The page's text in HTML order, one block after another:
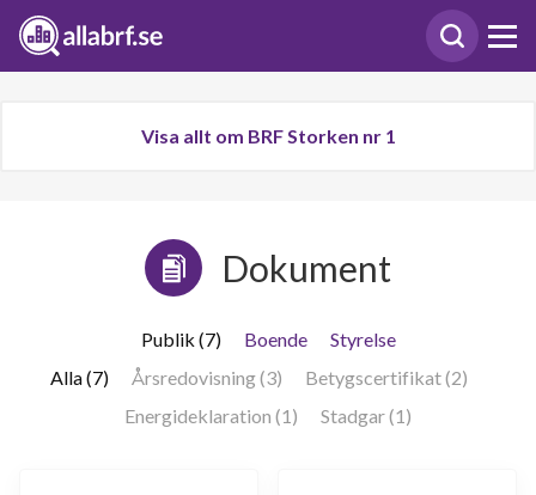
Visa allt om BRF Storken nr 1
Dokument
Publik (7) Boende
Styrelse
Alla (7)
Årsredovisning (3)
Betygscertifikat (2)
Energideklaration (1)
Stadgar (1)